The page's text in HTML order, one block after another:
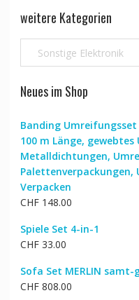
weitere Kategorien
Sonstige Elektronik
Neues im Shop
Banding
100 m Länge,
Metalldichtungen,
Verpacken
CHF148.00
Spiele Set 4-in-1
CHF33.00
Sofa Set MERLIN samt-
CHF808.00